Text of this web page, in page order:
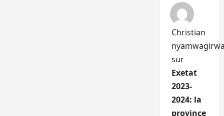
Christian
sur
Exetat
2023-
2024: la
province